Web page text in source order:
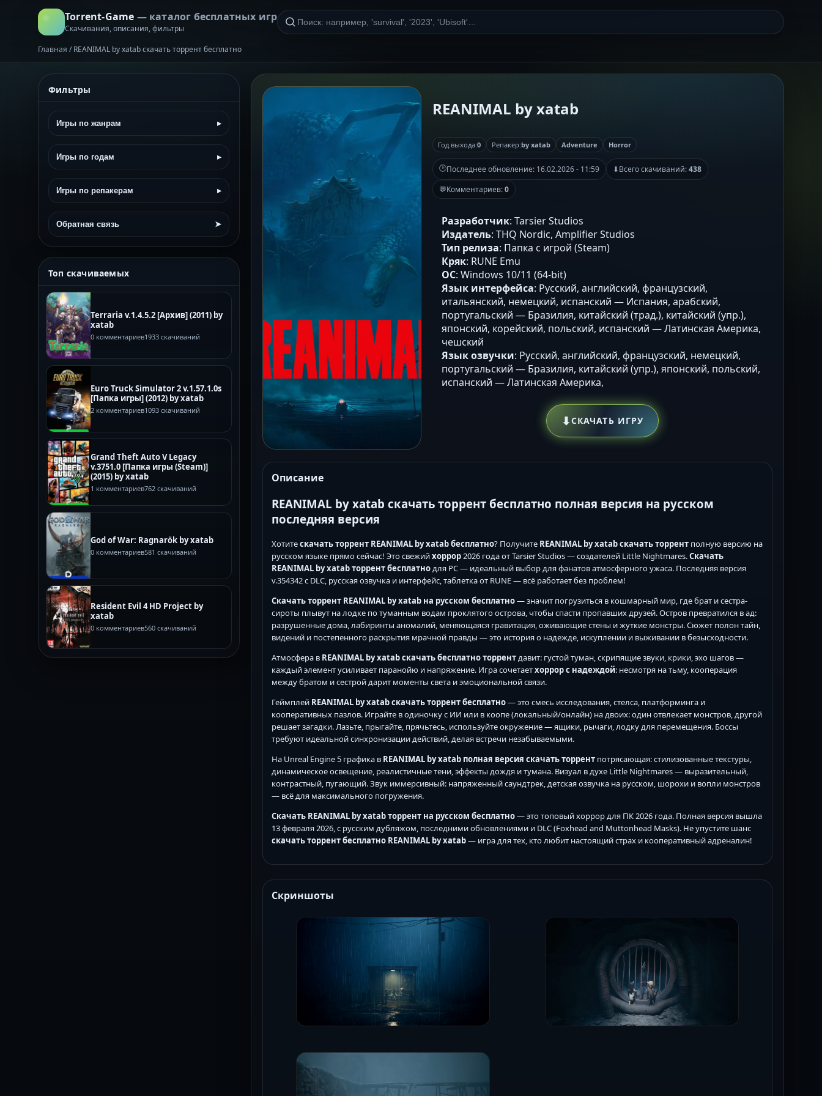
Torrent-Game — каталог бесплатных игр
Скачивания, описания, фильтры
Главная / REANIMAL by xatab скачать торрент бесплатно
Фильтры
Игры по жанрам ▸
Игры по годам ▸
Игры по репакерам ▸
Обратная связь ➤
Топ скачиваемых
Terraria v.1.4.5.2 [Архив] (2011) by
xatab
0 комментариев1933 скачиваний
Euro Truck Simulator 2 v.1.57.1.0s
[Папка игры] (2012) by xatab
2 комментариев1093 скачиваний
Grand Theft Auto V Legacy
v.3751.0 [Папка игры (Steam)]
(2015) by xatab
1 комментариев762 скачиваний
God of War: Ragnarök by xatab
0 комментариев581 скачиваний
Resident Evil 4 HD Project by
xatab
0 комментариев560 скачиваний
REANIMAL by xatab
Год выхода:0 Репакер:by xatab Adventure Horror
🕒Последнее обновление: 16.02.2026 - 11:59 ⬇Всего скачиваний:438
💬Комментариев:0
Разработчик: Tarsier Studios
Издатель: THQ Nordic, Amplifier Studios
Тип релиза: Папка с игрой (Steam)
Кряк: RUNE Emu
ОС: Windows 10/11 (64-bit)
Язык интерфейса: Русский, английский, французский,
итальянский, немецкий, испанский — Испания, арабский,
португальский — Бразилия, китайский (трад.), китайский (упр.),
японский, корейский, польский, испанский — Латинская Америка,
чешский
Язык озвучки: Русский, английский, французский, немецкий,
португальский — Бразилия, китайский (упр.), японский, польский,
испанский — Латинская Америка,
⬇СКАЧАТЬ ИГРУ
Описание
REANIMAL by xatab скачать торрент бесплатно полная версия на русском
последняя версия
Хотитескачать торрент REANIMAL by xatab бесплатно? Получите REANIMAL by xatab скачать торрент полную версию на
русском языке прямо сейчас! Это свежийхоррор2026 года от Tarsier Studios — создателей Little Nightmares.Скачать
REANIMAL by xatab торрент бесплатнодля PC — идеальный выбор для фанатов атмосферного ужаса. Последняя версия
v.354342 с DLC, русская озвучка и интерфейс, таблетка от RUNE — всё работает без проблем!
Скачать торрент REANIMAL by xatab на русском бесплатно— значит погрузиться в кошмарный мир, где брат и сестра-
сироты плывут на лодке по туманным водам проклятого острова, чтобы спасти пропавших друзей. Остров превратился в ад:
разрушенные дома, лабиринты аномалий, меняющаяся гравитация, оживающие стены и жуткие монстры. Сюжет полон тайн,
видений и постепенного раскрытия мрачной правды — это история о надежде, искуплении и выживании в безысходности.
Атмосфера в REANIMAL by xatab скачать бесплатно торрентдавит: густой туман, скрипящие звуки, крики, эхо шагов —
каждый элемент усиливает паранойю и напряжение. Игра сочетаетхоррор с надеждой: несмотря на тьму, кооперация
между братом и сестрой дарит моменты света и эмоциональной связи.
Геймплей REANIMAL by xatab скачать торрент бесплатно— это смесь исследования, стелса, платформинга и
кооперативных пазлов. Играйте в одиночку с ИИ или в коопе (локальный/онлайн) на двоих: один отвлекает монстров, другой
решает загадки. Лазьте, прыгайте, прячьтесь, используйте окружение — ящики, рычаги, лодку для перемещения. Боссы
требуют идеальной синхронизации действий, делая встречи незабываемыми.
На Unreal Engine 5 графика в REANIMAL by xatab полная версия скачать торрент потрясающая: стилизованные текстуры,
динамическое освещение, реалистичные тени, эффекты дождя и тумана. Визуал в духе Little Nightmares — выразительный,
контрастный, пугающий. Звук иммерсивный: напряженный саундтрек, детская озвучка на русском, шорохи и вопли монстров
— всё для максимального погружения.
Скачать REANIMAL by xatab торрент на русском бесплатно— это топовый хоррор для ПК 2026 года. Полная версия вышла
13 февраля 2026, с русским дубляжом, последними обновлениями и DLC (Foxhead and Muttonhead Masks). Не упустите шанс
скачать торрент бесплатно REANIMAL by xatab— игра для тех, кто любит настоящий страх и кооперативный адреналин!
Скриншоты